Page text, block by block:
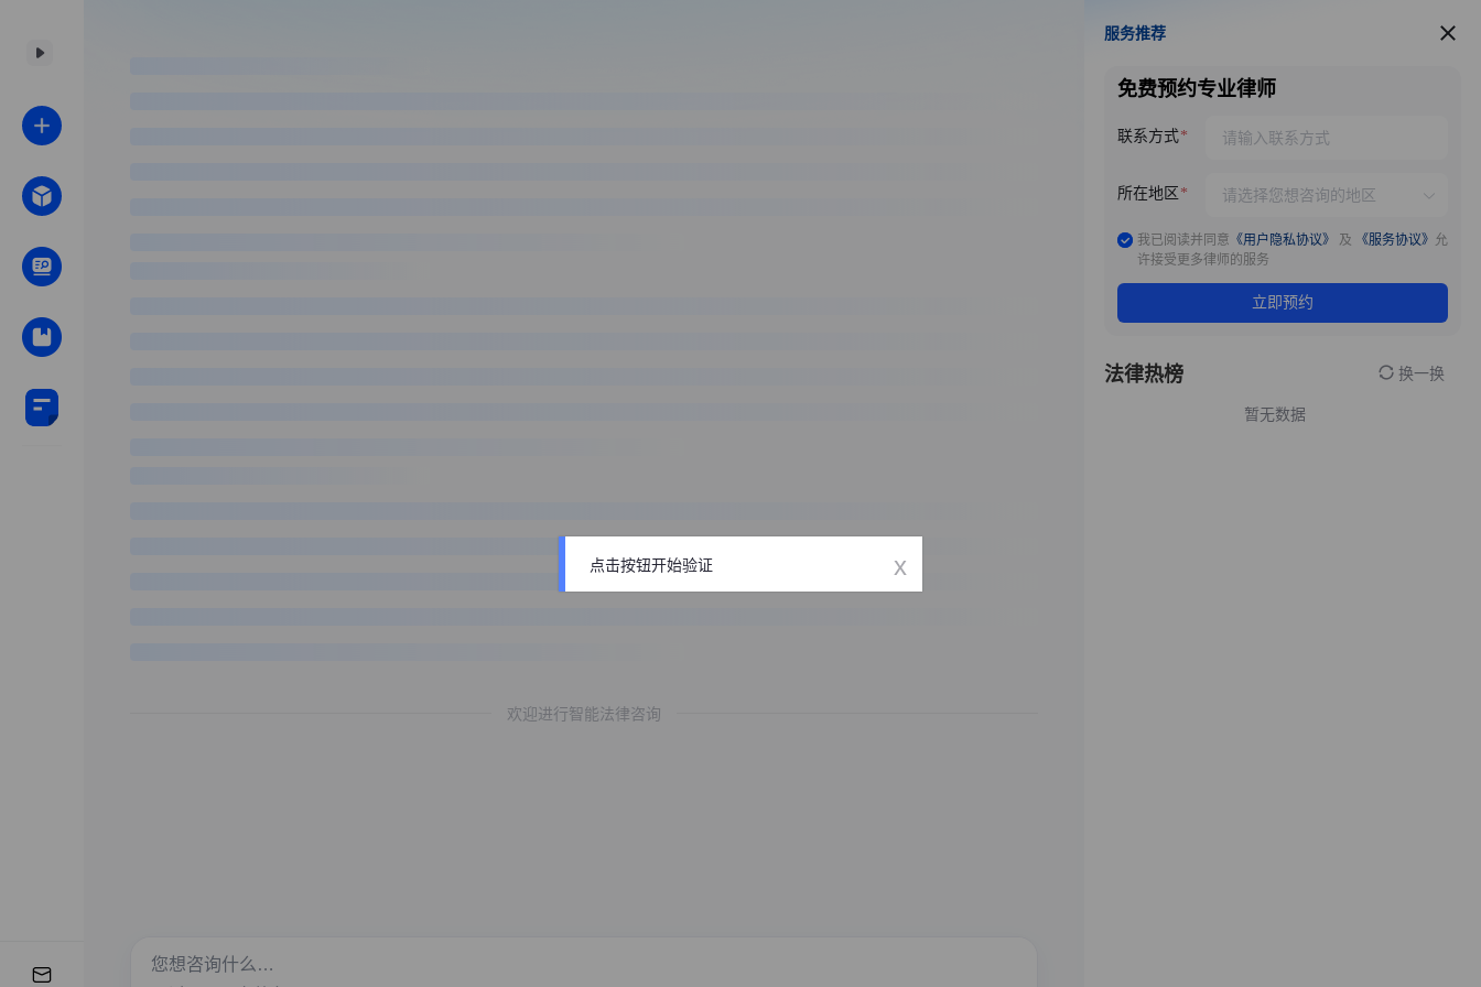
欢迎进行智能法律咨询
服务推荐
服务推荐
免费预约专业律师
联系方式
所在地区
我已阅读并同意 《用户隐私协议》 及 《服务协议》 允
许接受更多律师的服务
立即预约
法律热榜 换一换
暂无数据
点击按钮开始验证 x